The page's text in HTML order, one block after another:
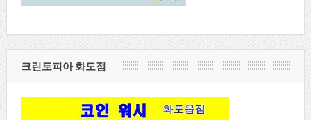
크린토피아 화도점